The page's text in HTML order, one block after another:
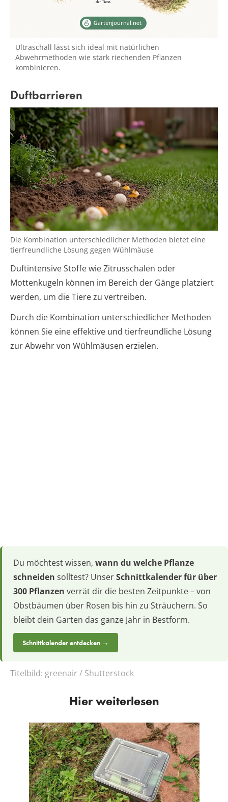
Ultraschall lässt sich ideal mit natürlichen
Abwehrmethoden wie stark riechenden Pflanzen
kombinieren.
Duftbarrieren
Die Kombination unterschiedlicher Methoden bietet eine
tierfreundliche Lösung gegen Wühlmäuse
Duftintensive Stoffe wie Zitrusschalen oder
Mottenkugeln können im Bereich der Gänge platziert
werden, um die Tiere zu vertreiben.
Durch die Kombination unterschiedlicher Methoden
können Sie eine effektive und tierfreundliche Lösung
zur Abwehr von Wühlmäusen erzielen.
Du möchtest wissen, wann du welche Pflanze
schneiden solltest? UnserSchnittkalender für über
300 Pflanzen verrät dir die besten Zeitpunkte – von
Obstbäumen über Rosen bis hin zu Sträuchern. So
bleibt dein Garten das ganze Jahr in Bestform.
Schnittkalender entdecken →
Titelbild: greenair / Shutterstock
Hier weiterlesen